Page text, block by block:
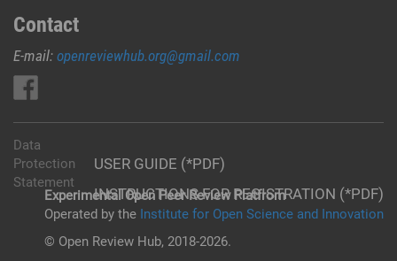
Contact
E-mail: openreviewhub.org@gmail.com
USER GUIDE (*PDF)
INSTRUCTIONS FOR REGISTRATION (*PDF)
Data
Protection
Statement
Experimental Open Peer Review Platfrom
Operated by the Institute for Open Science and Innovation
© Open Review Hub, 2018-2026.